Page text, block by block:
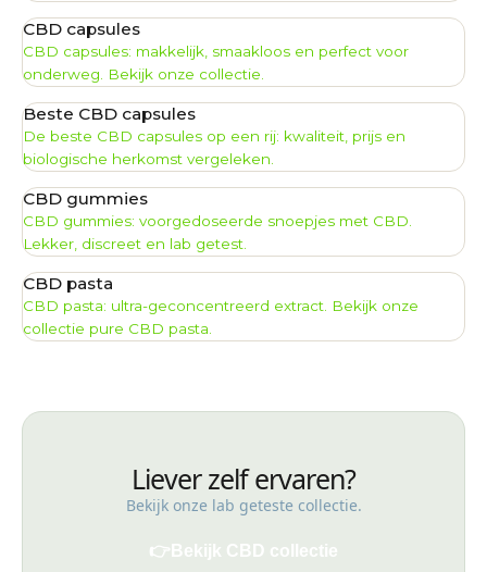
CBD capsules
CBD capsules: makkelijk, smaakloos en perfect voor
onderweg. Bekijk onze collectie.
Beste CBD capsules
De beste CBD capsules op een rij: kwaliteit, prijs en
biologische herkomst vergeleken.
CBD gummies
CBD gummies: voorgedoseerde snoepjes met CBD.
Lekker, discreet en lab getest.
CBD pasta
CBD pasta: ultra-geconcentreerd extract. Bekijk onze
collectie pure CBD pasta.
Liever zelf ervaren?
Bekijk onze lab geteste collectie.
👉 Bekijk CBD collectie